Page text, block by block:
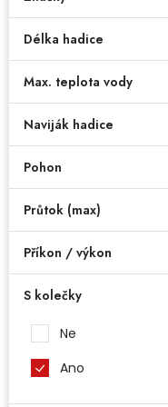
Dětská hřiště
Vánoce
Ochranné pomůcky
Výprodej
Délka hadice
Max. teplota vody
Naviják hadice
Pohon
Průtok (max)
Příkon / výkon
S kolečky
Ne
Ano